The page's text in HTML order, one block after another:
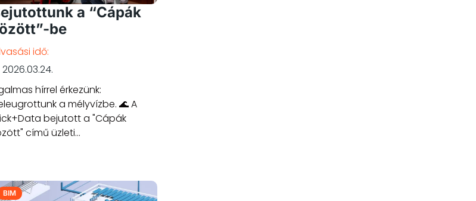
a “Cápák
be
idő:
2026.03.24.
hírrel érkezünk:
a mélyvízbe. 🌊 A
bejutott a "Cápák
című üzleti...
BIM